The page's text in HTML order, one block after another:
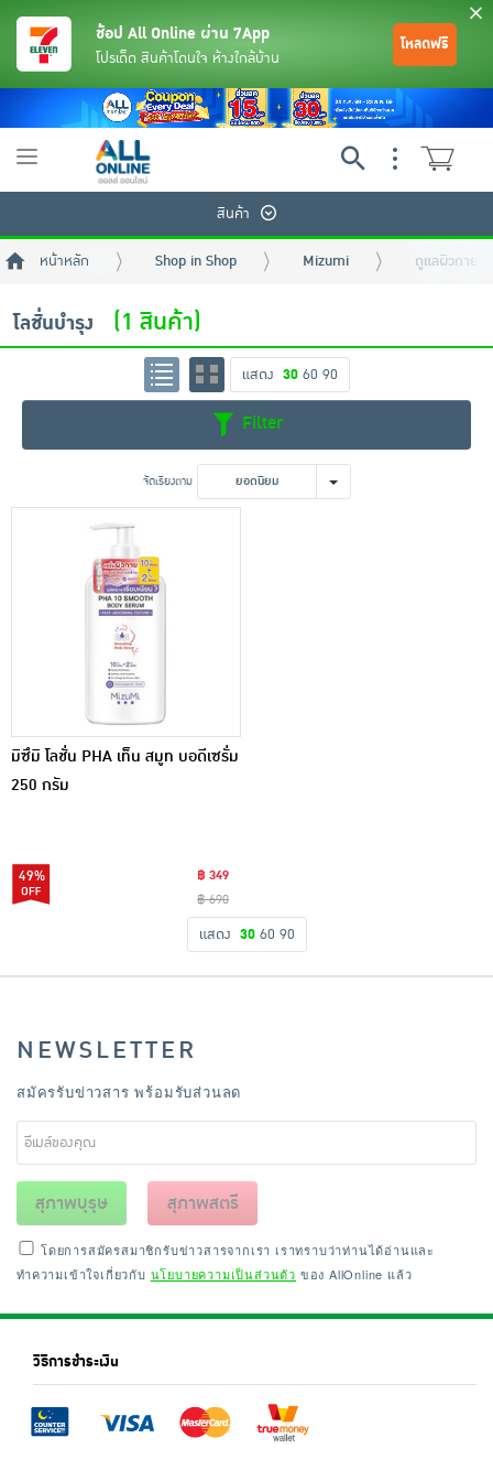
ขนมขบเคี้ยว และช็อคโกแลต
อาหารสด ผัก ผลไม้และเบเกอรี่
ช้อป All Online ผ่าน 7App
โปรเด็ด สินค้าโดนใจ ห้างใกล้บ้าน
โหลดฟรี
Toggle
สินค้า
หน้าหลัก Shop in Shop Mizumi ดูแลผิวกาย
โลชั่นบำรุง (1 สินค้า)
แสดง 30 60 90
Filter
จัดเรียงตาม ยอดนิยม
มิซึมิ โลชั่น PHA เท็น สมูท บอดีเซรั่ม
250 กรัม
49%
฿ 349
฿ 690
แสดง 30 60 90
NEWSLETTER
สมัครรับข่าวสาร พร้อมรับส่วนลด
สุภาพบุรุษ สุภาพสตรี
โดยการสมัครสมาชิกรับข่าวสารจากเรา เราทราบว่าท่านได้อ่านและ
ทำความเข้าใจเกี่ยวกับ นโยบายความเป็นส่วนตัว ของ AllOnline แล้ว
วิธีการชำระเงิน